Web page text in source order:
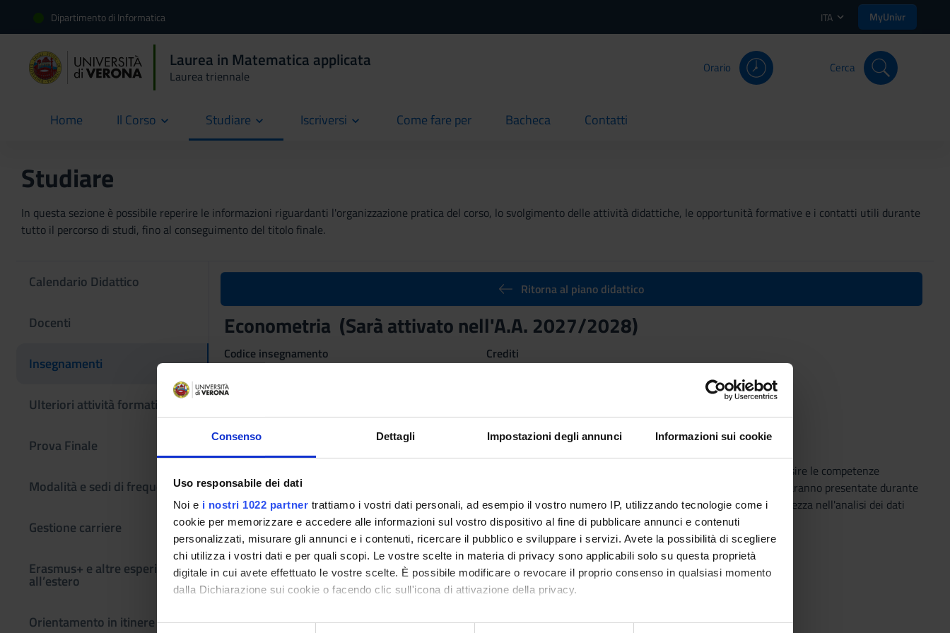
Consenso Dettagli Impostazioni degli annunci Informazioni sui cookie
Uso responsabile dei dati
Noi e i nostri 1022 partner trattiamo i vostri dati personali, ad esempio il vostro numero IP, utilizzando tecnologie come i
cookie per memorizzare e accedere alle informazioni sul vostro dispositivo al fine di pubblicare annunci e contenuti
personalizzati, misurare gli annunci e i contenuti, ricercare il pubblico e sviluppare i servizi. Avete la possibilità di scegliere
chi utilizza i vostri dati e per quali scopi. Le vostre scelte in materia di privacy sono applicabili solo su questa proprietà
digitale in cui avete effettuato le vostre scelte. È possibile modificare o revocare il proprio consenso in qualsiasi momento
dalla Dichiarazione sui cookie o facendo clic sull'icona di attivazione della privacy.
Con il tuo consenso, vorremmo anche:
Dipartimento di Informatica ITA MyUnivr
Laurea in Matematica applicata
Laurea triennale
Orario Cerca
Home
current Il Corso Studiare Iscriversi Come fare per
current Bacheca
current Contatti
current
Studiare
In questa sezione è possibile reperire le informazioni riguardanti l'organizzazione pratica del corso, lo svolgimento delle attività didattiche, le opportunità formative e i contatti utili durante
tutto il percorso di studi, fino al conseguimento del titolo finale.
Calendario Didattico
Docenti
Insegnamenti
Ulteriori attività formative
Prova Finale
Modalità e sedi di frequenza
Gestione carriere
Erasmus+ e altre esperienze
all’estero
Orientamento in itinere
Ritorna al piano didattico
Econometria (Sarà attivato nell'A.A. 2027/2028)
Codice insegnamento
Crediti
Settore Scientifico Disciplinare (SSD)
SECS-P/05 - ECONOMETRIA
Obiettivi di apprendimento
L’insegnamento si propone di fondere nozioni economiche e strumenti statistici in uno schema organico al fine di acquisire le competenze
necessarie all'analisi quantitativa ed empirica dei fenomeni economici. Numerose applicazioni di carattere economico saranno presentate durante
il corso con lo scopo di fornire agli studenti consapevolezza dell'approccio empirico nello studio dell'economia, dimestichezza nell'analisi dei dati
economici e capacità di utilizzare software specifici per analisi quantitative.